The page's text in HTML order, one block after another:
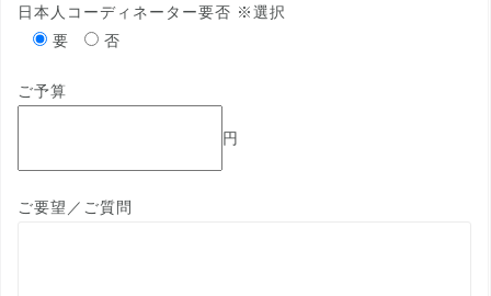
日本人コーディネーター要否 ※選択
要
否
ご予算
円
ご要望／ご質問